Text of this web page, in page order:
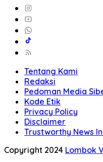
Tentang Kami
Redaksi
Pedoman Media
Kode Etik
Privacy Policy
Disclaimer
Trustworthy News
Copyright 2024 Lombok